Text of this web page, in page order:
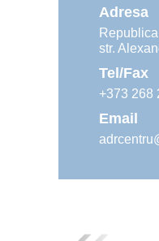
Adresa
str.
Tel/Fax
+373 268
Email